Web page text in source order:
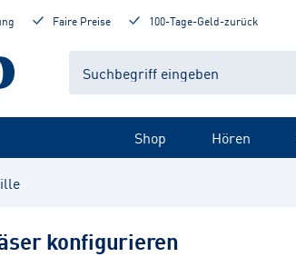
Faire Preise 100-Tage-Geld-zurück
Shop Hören
konfigurieren